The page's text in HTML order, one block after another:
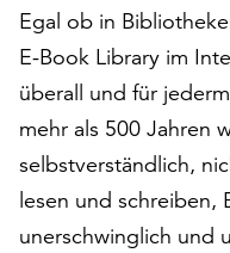
auf
„Alle
akzeptieren“,
um
alle
Cookies
zu
akzeptieren.
Sie
Egal ob in
E-Book Library im
überall und für
mehr als 500 Jahren
selbstverständlich,
lesen und schreiben,
unerschwinglich und